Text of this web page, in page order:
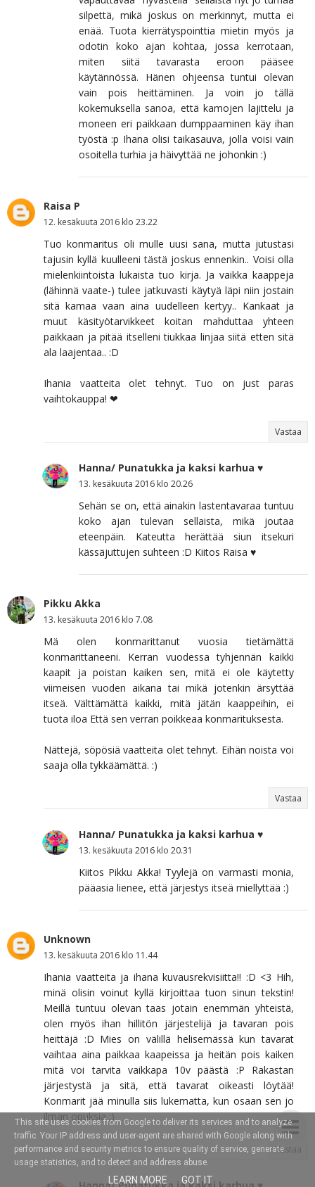
silpettä, mikä joskus on merkinnyt, mutta ei
enää. Tuota kierrätyspointtia mietin myös ja
odotin koko ajan kohtaa, jossa kerrotaan,
miten siitä tavarasta eroon pääsee
käytännössä. Hänen ohjeensa tuntui olevan
vain pois heittäminen. Ja voin jo tällä
kokemuksella sanoa, että kamojen lajittelu ja
moneen eri paikkaan dumppaaminen käy ihan
työstä :p Ihana olisi taikasauva, jolla voisi vain
osoitella turhia ja häivyttää ne johonkin :)
Raisa P
12. kesäkuuta 2016 klo 23.22
Tuo konmaritus oli mulle uusi sana, mutta jutustasi
tajusin kyllä kuulleeni tästä joskus ennenkin.. Voisi olla
mielenkiintoista lukaista tuo kirja. Ja vaikka kaappeja
(lähinnä vaate-) tulee jatkuvasti käytyä läpi niin jostain
sitä kamaa vaan aina uudelleen kertyy.. Kankaat ja
muut käsityötarvikkeet koitan mahduttaa yhteen
paikkaan ja pitää itselleni tiukkaa linjaa siitä etten sitä
ala laajentaa.. :D
Ihania vaatteita olet tehnyt. Tuo on just paras
vaihtokauppa! ❤
Vastaa
Hanna/ Punatukka ja kaksi karhua ♥
13. kesäkuuta 2016 klo 20.26
Sehän se on, että ainakin lastentavaraa tuntuu
koko ajan tulevan sellaista, mikä joutaa
eteenpäin. Kateutta herättää siun itsekuri
kässäjuttujen suhteen :D Kiitos Raisa ♥
Pikku Akka
13. kesäkuuta 2016 klo 7.08
Mä olen konmarittanut vuosia tietämättä
konmarittaneeni. Kerran vuodessa tyhjennän kaikki
kaapit ja poistan kaiken sen, mitä ei ole käytetty
viimeisen vuoden aikana tai mikä jotenkin ärsyttää
itseä. Välttämättä kaikki, mitä jätän kaappeihin, ei
tuota iloa Että sen verran poikkeaa konmarituksesta.
Nättejä, söpösiä vaatteita olet tehnyt. Eihän noista voi
saaja olla tykkäämättä. :)
Vastaa
Hanna/ Punatukka ja kaksi karhua ♥
13. kesäkuuta 2016 klo 20.31
Kiitos Pikku Akka! Tyylejä on varmasti monia,
pääasia lienee, että järjestys itseä miellyttää :)
Unknown
13. kesäkuuta 2016 klo 11.44
Ihania vaatteita ja ihana kuvausrekvisiitta!! :D <3 Hih,
minä olisin voinut kyllä kirjoittaa tuon sinun tekstin!
Meillä tuntuu olevan taas jotain enemmän yhteistä,
olen myös ihan hillitön järjestelijä ja tavaran pois
heittäjä :D Mies on välillä helisemässä kun tavarat
vaihtaa aina paikkaa kaapeissa ja heitän pois kaiken
mitä voi tarvita vaikkapa 10v päästä :P Rakastan
järjestystä ja sitä, että tavarat oikeasti löytää!
Konmarit jää minulla siis lukematta, kun osaan sen jo
ilman opuksia ;)
Vastaa
This site uses cookies from Google to deliver its services and to analyze
traffic. Your IP address and user-agent are shared with Google along with
performance and security metrics to ensure quality of service, generate
usage statistics, and to detect and address abuse.
LEARN MORE GOT IT